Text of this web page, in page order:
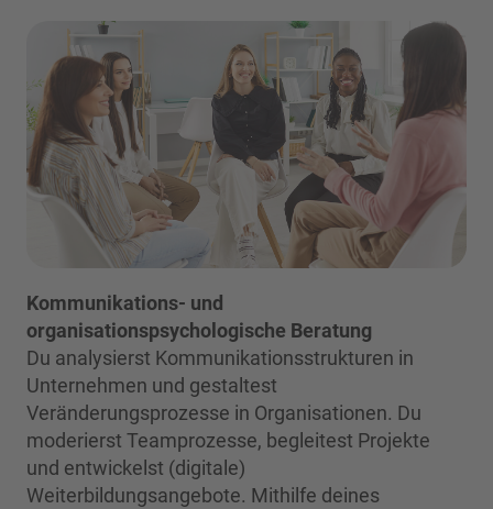
Kommunikations- und
organisationspsychologische Beratung
Du analysierst Kommunikationsstrukturen in
Unternehmen und gestaltest
Veränderungsprozesse in Organisationen. Du
moderierst Teamprozesse, begleitest Projekte
und entwickelst (digitale)
Weiterbildungsangebote. Mithilfe deines